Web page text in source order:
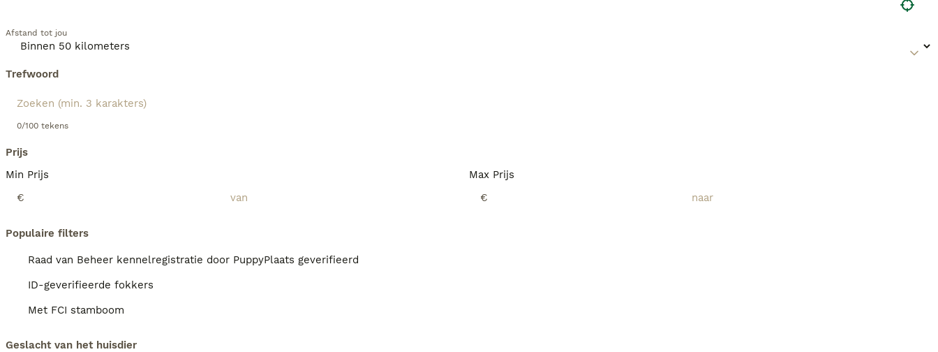
Afstand tot jou
Trefwoord
0/100 tekens
Prijs
Min Prijs
€
Max Prijs
€
Populaire filters
Raad van Beheer kennelregistratie door PuppyPlaats geverifieerd
ID-geverifieerde fokkers
Met FCI stamboom
Geslacht van het huisdier